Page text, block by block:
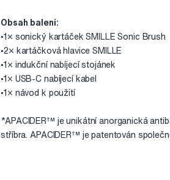
Obsah balení:
•1× sonický kartáček SMILLE Sonic Brush
•2× kartáčková hlavice SMILLE
•1× indukční nabíjecí stojánek
•1× USB-C nabíjecí kabel
•1× návod k použití
*APACIDER™ je unikátní anorganická
stříbra. APACIDER™ je patentován